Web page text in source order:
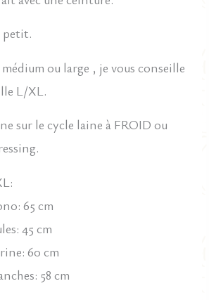
petit.
ou large , je vous conseille
L/XL.
sur le cycle laine à FROID ou
65 cm
45 cm
60 cm
58 cm